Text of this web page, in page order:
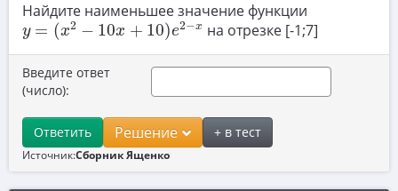
4. Классическое определение вероятности
5. Теория вероятностей
6. Уравнения
7. Нахождение значений выражений
8. Производная
Найдите наименьшее значение функции
y = (x2 − 10x + 10)e2−x
y=(x2−10x+10)e2−x на отрезке [-1;7]
Введите ответ
(число):
Ответить Решение + в тест
Источник:Сборник Ященко